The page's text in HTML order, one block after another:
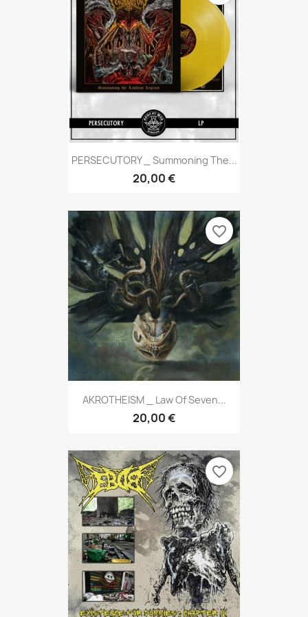
PERSECUTORY _ Summoning The...
20,00 €
AKROTHEISM _ Law Of Seven...
20,00 €
favorite_border
favorite_border